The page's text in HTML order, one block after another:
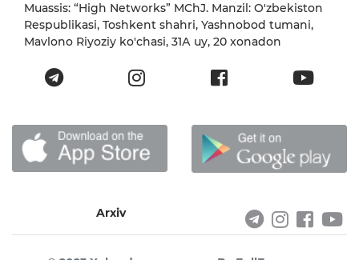
Muassis: “High Networks” MChJ. Manzil: O'zbekiston
Respublikasi, Toshkent shahri, Yashnobod tumani,
Mavlono Riyoziy ko'chasi, 31А uy, 20 xonadon
Arxiv